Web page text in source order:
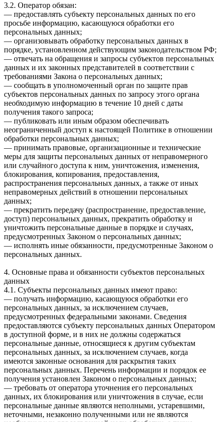
3.2. Оператор обязан:
— предоставлять субъекту персональных данных по его
просьбе информацию, касающуюся обработки его
персональных данных;
— организовывать обработку персональных данных в
порядке, установленном действующим законодательством РФ;
— отвечать на обращения и запросы субъектов персональных
данных и их законных представителей в соответствии с
требованиями Закона о персональных данных;
— сообщать в уполномоченный орган по защите прав
субъектов персональных данных по запросу этого органа
необходимую информацию в течение 10 дней с даты
получения такого запроса;
— публиковать или иным образом обеспечивать
неограниченный доступ к настоящей Политике в отношении
обработки персональных данных;
— принимать правовые, организационные и технические
меры для защиты персональных данных от неправомерного
или случайного доступа к ним, уничтожения, изменения,
блокирования, копирования, предоставления,
распространения персональных данных, а также от иных
неправомерных действий в отношении персональных
данных;
— прекратить передачу (распространение, предоставление,
доступ) персональных данных, прекратить обработку и
уничтожить персональные данные в порядке и случаях,
предусмотренных Законом о персональных данных;
— исполнять иные обязанности, предусмотренные Законом о
персональных данных.
4. Основные права и обязанности субъектов персональных
данных
4.1. Субъекты персональных данных имеют право:
— получать информацию, касающуюся обработки его
персональных данных, за исключением случаев,
предусмотренных федеральными законами. Сведения
предоставляются субъекту персональных данных Оператором
в доступной форме, и в них не должны содержаться
персональные данные, относящиеся к другим субъектам
персональных данных, за исключением случаев, когда
имеются законные основания для раскрытия таких
персональных данных. Перечень информации и порядок ее
получения установлен Законом о персональных данных;
— требовать от оператора уточнения его персональных
данных, их блокирования или уничтожения в случае, если
персональные данные являются неполными, устаревшими,
неточными, незаконно полученными или не являются